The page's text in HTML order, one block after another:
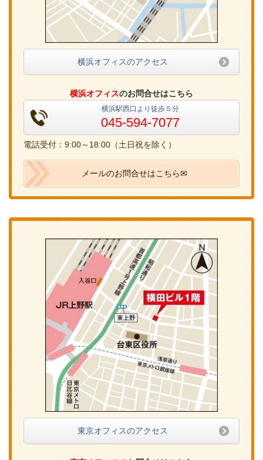
横浜オフィスのアクセス
横浜オフィスのお問合せはこちら
横浜駅西口より徒歩５分
045-594-7077
電話受付：9:00～18:00（土日祝を除く）
メールのお問合せはこちら✉
東京オフィスのアクセス